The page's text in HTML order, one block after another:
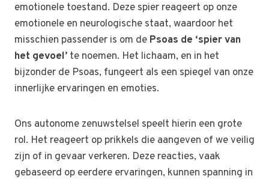
emotionele toestand. Deze spier reageert op onze
emotionele en neurologische staat, waardoor het
misschien passender is om de Psoas de ‘spier van
het gevoel’ te noemen. Het lichaam, en in het
bijzonder de Psoas, fungeert als een spiegel van onze
innerlijke ervaringen en emoties.
Ons autonome zenuwstelsel speelt hierin een grote
rol. Het reageert op prikkels die aangeven of we veilig
zijn of in gevaar verkeren. Deze reacties, vaak
gebaseerd op eerdere ervaringen, kunnen spanning in